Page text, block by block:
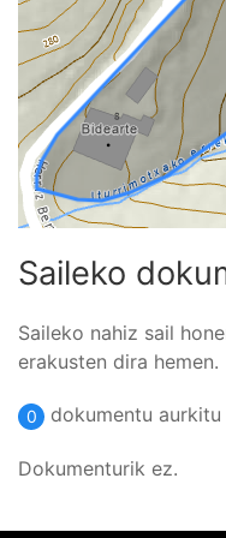
Saileko
Saileko nahiz sail
erakusten dira hemen.
0 dokumentu aurkitu
Dokumenturik ez.